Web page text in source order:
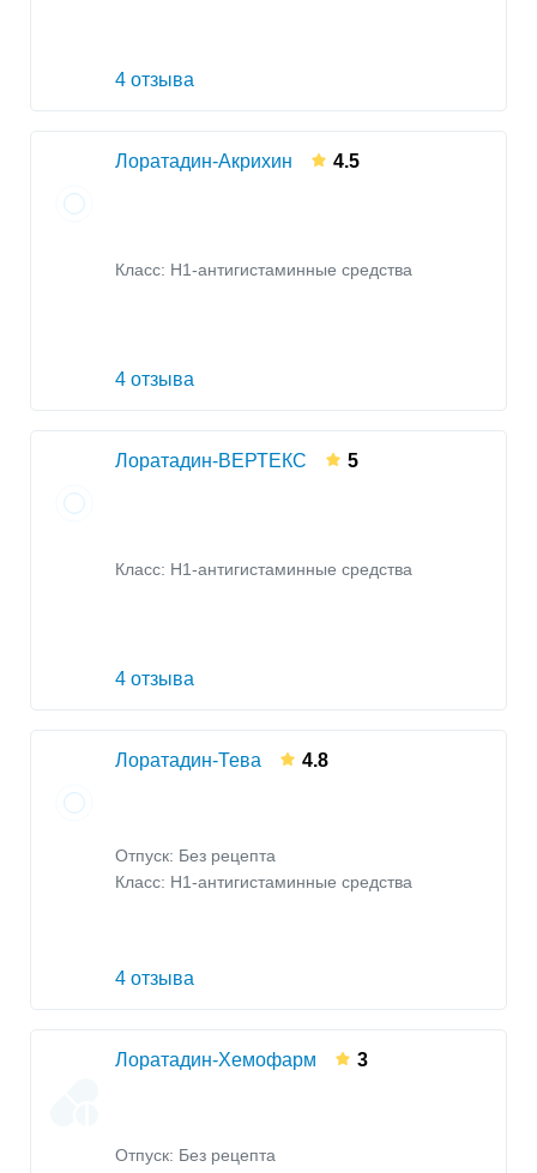
4 отзыва
Лоратадин-Акрихин 4.5
Класс: H1-антигистаминные средства
4 отзыва
Лоратадин-ВЕРТЕКС 5
Класс: H1-антигистаминные средства
4 отзыва
Лоратадин-Тева 4.8
Отпуск: Без рецепта
Класс: H1-антигистаминные средства
4 отзыва
Лоратадин-Хемофарм 3
Отпуск: Без рецепта